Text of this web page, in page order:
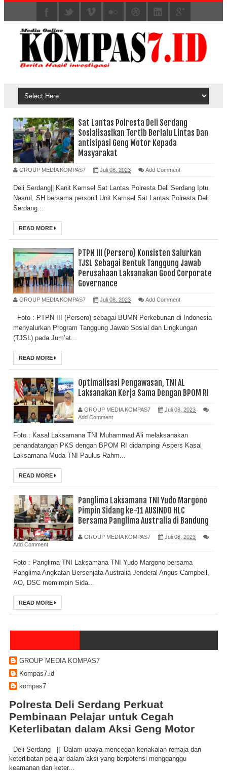
Sat Lantas Polresta Deli Serdang
Sosialisasikan Tertib Berlalu Lintas Dan
antisipasi Geng Motor Kepada
Masyarakat
GROUP MEDIA KOMPAS7 Juli 08, 2023 Add Comment
Deli Serdang|| Kanit Kamsel Sat Lantas Polresta Deli Serdang Iptu
Nasrul, SH bersama personil Unit Kamsel Sat Lantas Polresta Deli
Serdang...
READ MORE
PTPN III (Persero) Konsisten Salurkan
TJSL Sebagai Bentuk Tanggung Jawab
Perusahaan Laksanakan Good Corporate
Governance
GROUP MEDIA KOMPAS7 Juli 08, 2023 Add Comment
Foto : PTPN III (Persero) sebagai BUMN Perkebunan di Indonesia
menyalurkan Program Tanggung Jawab Sosial dan Lingkungan
(TJSL) pada Jum’at...
READ MORE
Optimalisasi Pengawasan, TNI AL
Laksanakan Kerja Sama Dengan BPOM RI
GROUP MEDIA KOMPAS7
Juli 08, 2023
Add Comment
Foto : Kasal Laksamana TNI Muhammad Ali melaksanakan
penandatangan PKS dengan BPOM RI didampingi Aspers Kasal
Laksamana Muda TNI Paulus Rahm...
READ MORE
Panglima Laksamana TNI Yudo Margono
Pimpin Sidang ke-11 AUSINDO HLC
Bersama Panglima Australia di Bandung
GROUP MEDIA KOMPAS7
Juli 08, 2023
Add Comment
Foto : Panglima TNI Laksamana TNI Yudo Margono bersama
Panglima Angkatan Bersenjata Australia Jenderal Angus Campbell,
AO, DSC memimpin Sida...
READ MORE
GROUP MEDIA KOMPAS7
Kompas7.id
kompas7
Polresta Deli Serdang Perkuat
Pembinaan Pelajar untuk Cegah
Keterlibatan dalam Aksi Geng Motor
Deli Serdang || Dalam upaya mencegah kenakalan remaja dan
keterlibatan pelajar dalam aksi yang berpotensi mengganggu
keamanan dan keter...